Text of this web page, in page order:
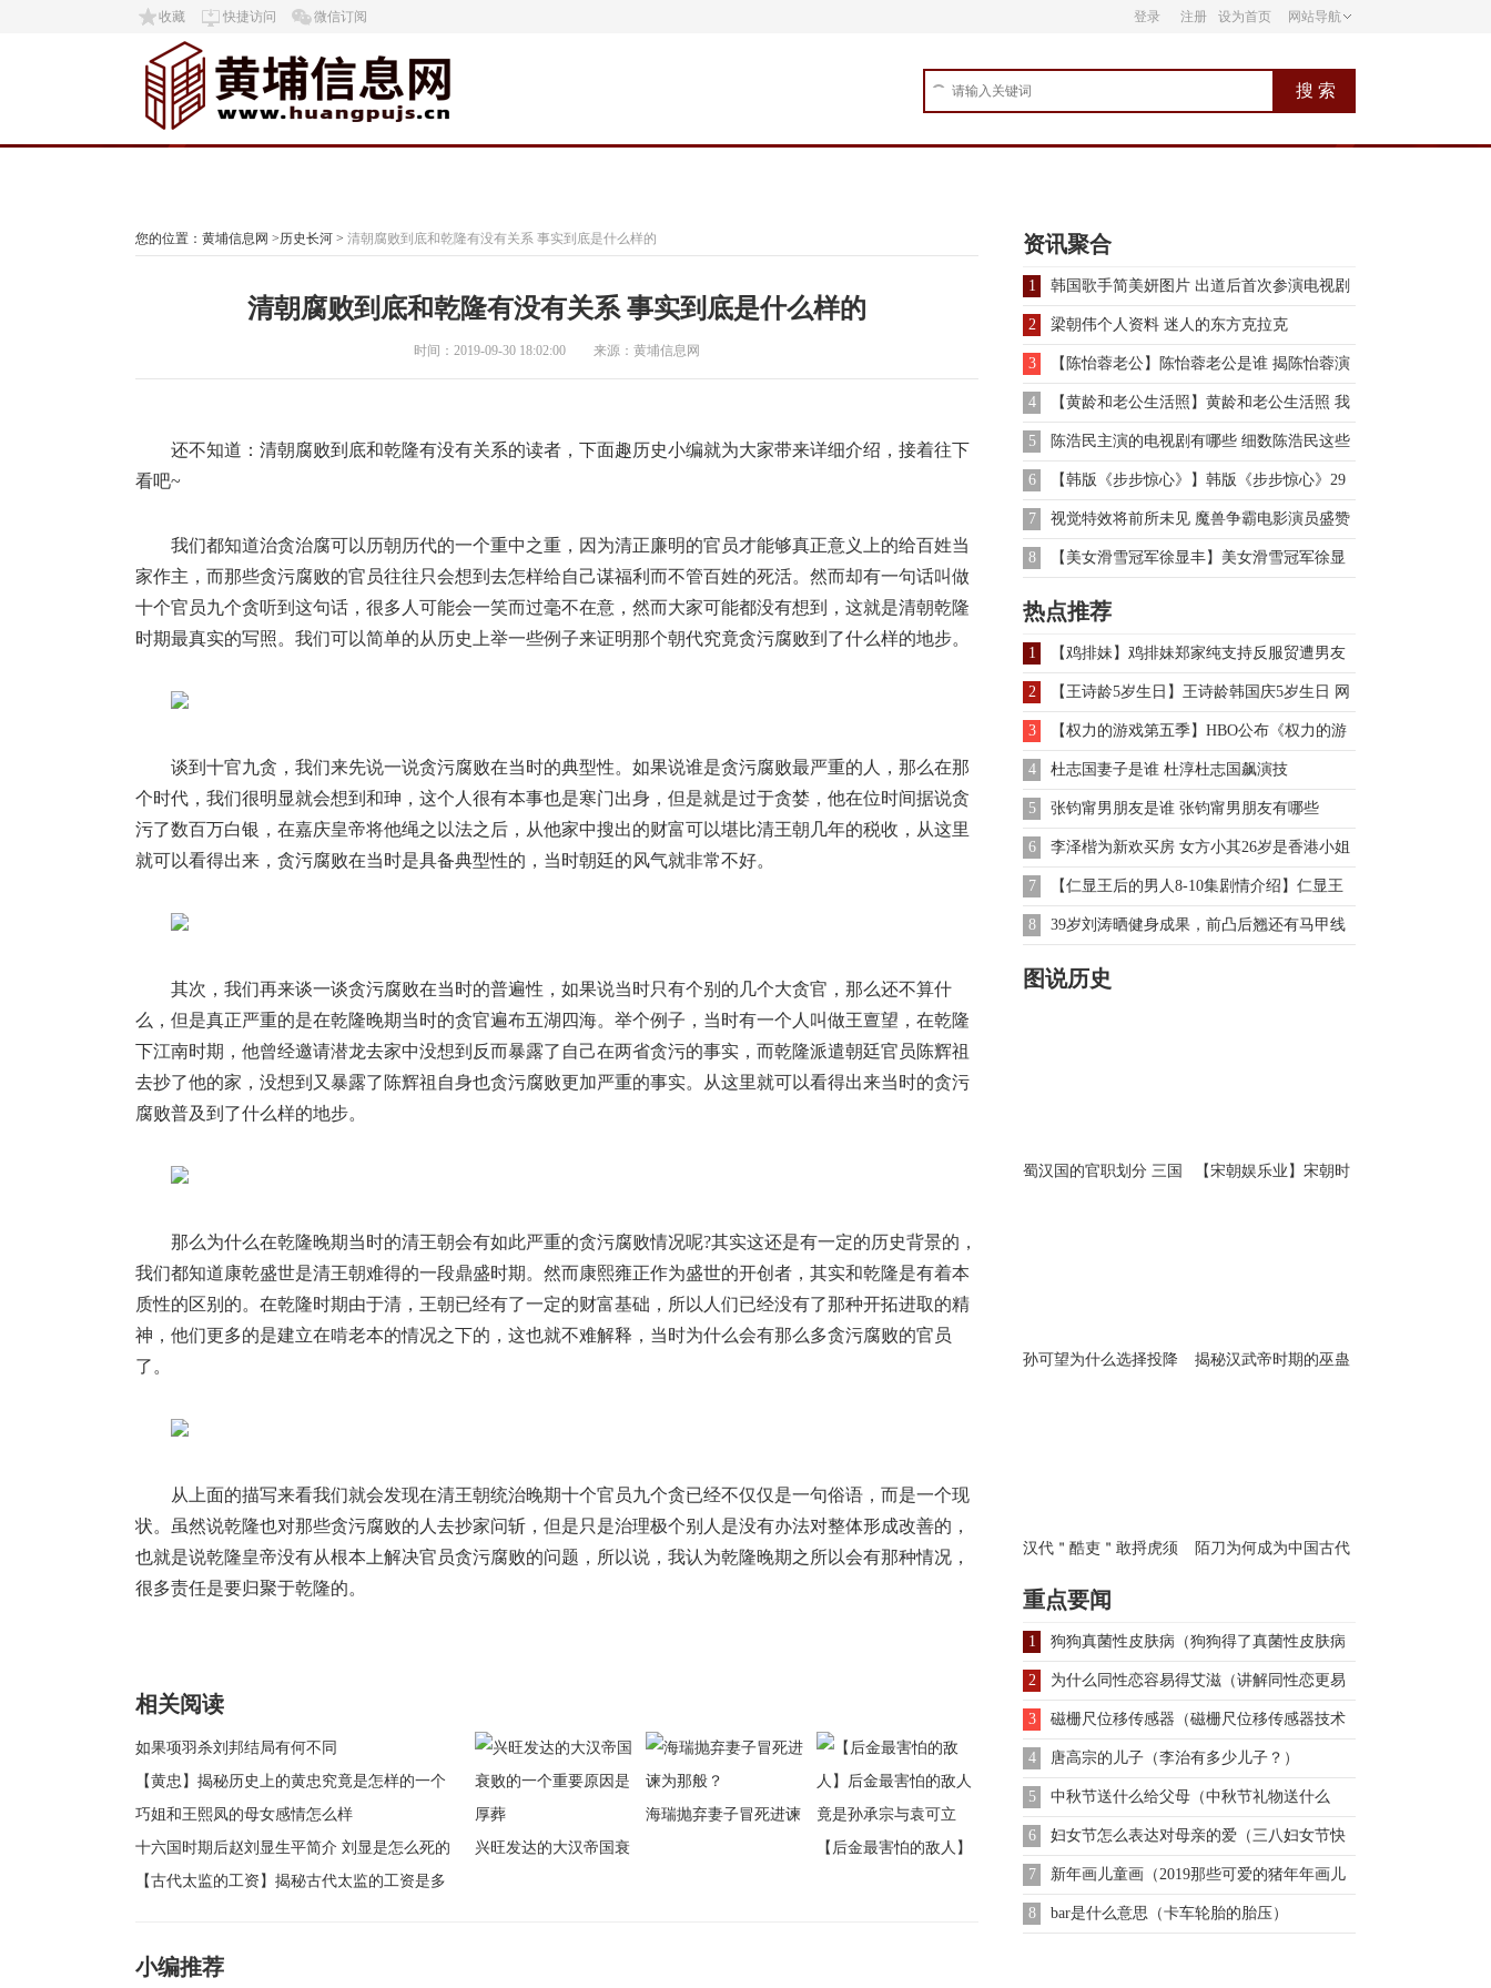
收藏 快捷访问 微信订阅 登录 注册 设为首页 网站导航
您的位置： 黄埔信息网 >历史长河 > 清朝腐败到底和乾隆有没有关系 事实到底是什么样的
清朝腐败到底和乾隆有没有关系 事实到底是什么样的
时间：2019-09-30 18:02:00 来源：黄埔信息网
还不知道：清朝腐败到底和乾隆有没有关系的读者，下面趣历史小编就为大家带来详细介绍，接着往下
看吧~
我们都知道治贪治腐可以历朝历代的一个重中之重，因为清正廉明的官员才能够真正意义上的给百姓当
家作主，而那些贪污腐败的官员往往只会想到去怎样给自己谋福利而不管百姓的死活。然而却有一句话叫做
十个官员九个贪听到这句话，很多人可能会一笑而过毫不在意，然而大家可能都没有想到，这就是清朝乾隆
时期最真实的写照。我们可以简单的从历史上举一些例子来证明那个朝代究竟贪污腐败到了什么样的地步。
谈到十官九贪，我们来先说一说贪污腐败在当时的典型性。如果说谁是贪污腐败最严重的人，那么在那
个时代，我们很明显就会想到和珅，这个人很有本事也是寒门出身，但是就是过于贪婪，他在位时间据说贪
污了数百万白银，在嘉庆皇帝将他绳之以法之后，从他家中搜出的财富可以堪比清王朝几年的税收，从这里
就可以看得出来，贪污腐败在当时是具备典型性的，当时朝廷的风气就非常不好。
其次，我们再来谈一谈贪污腐败在当时的普遍性，如果说当时只有个别的几个大贪官，那么还不算什
么，但是真正严重的是在乾隆晚期当时的贪官遍布五湖四海。举个例子，当时有一个人叫做王亶望，在乾隆
下江南时期，他曾经邀请潜龙去家中没想到反而暴露了自己在两省贪污的事实，而乾隆派遣朝廷官员陈辉祖
去抄了他的家，没想到又暴露了陈辉祖自身也贪污腐败更加严重的事实。从这里就可以看得出来当时的贪污
腐败普及到了什么样的地步。
那么为什么在乾隆晚期当时的清王朝会有如此严重的贪污腐败情况呢?其实这还是有一定的历史背景的，
我们都知道康乾盛世是清王朝难得的一段鼎盛时期。然而康熙雍正作为盛世的开创者，其实和乾隆是有着本
质性的区别的。在乾隆时期由于清，王朝已经有了一定的财富基础，所以人们已经没有了那种开拓进取的精
神，他们更多的是建立在啃老本的情况之下的，这也就不难解释，当时为什么会有那么多贪污腐败的官员
了。
从上面的描写来看我们就会发现在清王朝统治晚期十个官员九个贪已经不仅仅是一句俗语，而是一个现
状。虽然说乾隆也对那些贪污腐败的人去抄家问斩，但是只是治理极个别人是没有办法对整体形成改善的，
也就是说乾隆皇帝没有从根本上解决官员贪污腐败的问题，所以说，我认为乾隆晚期之所以会有那种情况，
很多责任是要归聚于乾隆的。
相关阅读
如果项羽杀刘邦结局有何不同
【黄忠】揭秘历史上的黄忠究竟是怎样的一个
人
巧姐和王熙凤的母女感情怎么样
十六国时期后赵刘显生平简介 刘显是怎么死的
【古代太监的工资】揭秘古代太监的工资是多
兴旺发达的大汉帝国衰
海瑞抛弃妻子冒死进谏
【后金最害怕的敌人】
小编推荐
资讯聚合
1 韩国歌手简美妍图片 出道后首次参演电视剧
2 梁朝伟个人资料 迷人的东方克拉克
3 【陈怡蓉老公】陈怡蓉老公是谁 揭陈怡蓉演
过的电视剧及个人资料
4 【黄龄和老公生活照】黄龄和老公生活照 我
为歌狂李泉黄龄恋情曝
5 陈浩民主演的电视剧有哪些 细数陈浩民这些
年的演艺经历
6 【韩版《步步惊心》】韩版《步步惊心》29
日即将首播 IU穿越爆发
7 视觉特效将前所未见 魔兽争霸电影演员盛赞
8 【美女滑雪冠军徐显丰】美女滑雪冠军徐显
丰《非诚勿扰》牵手景文
热点推荐
1 【鸡排妹】鸡排妹郑家纯支持反服贸遭男友
温晋禾殴打分手
2 【王诗龄5岁生日】王诗龄韩国庆5岁生日 网
友：别再胖下去啦
3 【权力的游戏第五季】HBO公布《权力的游
戏》第五季播出时间
4 杜志国妻子是谁 杜淳杜志国飙演技
5 张钧甯男朋友是谁 张钧甯男朋友有哪些
6 李泽楷为新欢买房 女方小其26岁是香港小姐
郭嘉文
7 【仁显王后的男人8-10集剧情介绍】仁显王
后的男人8-10集剧情介绍
8 39岁刘涛晒健身成果，前凸后翘还有马甲线
图说历史
蜀汉国的官职划分 三国
【宋朝娱乐业】宋朝时
孙可望为什么选择投降
揭秘汉武帝时期的巫蛊
汉代＂酷吏＂敢捋虎须
家
陌刀为何成为中国古代
重点要闻
1 狗狗真菌性皮肤病（狗狗得了真菌性皮肤病
该怎么办？）
2 为什么同性恋容易得艾滋（讲解同性恋更易
感染艾滋病）
3 磁栅尺位移传感器（磁栅尺位移传感器技术
解密）
4 唐高宗的儿子（李治有多少儿子？）
5 中秋节送什么给父母（中秋节礼物送什么
好）
6 妇女节怎么表达对母亲的爱（三八妇女节快
乐祝福语精选）
7 新年画儿童画（2019那些可爱的猪年年画儿
童画）
8 bar是什么意思（卡车轮胎的胎压）